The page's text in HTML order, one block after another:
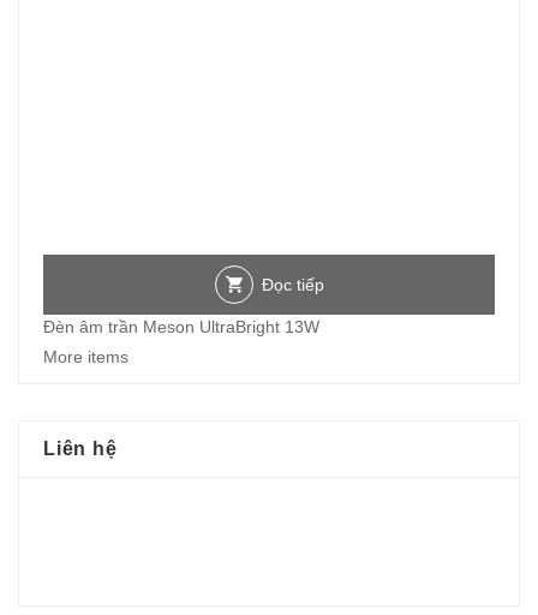
Đọc tiếp
Đèn âm trần Meson UltraBright 13W
More items
Liên hệ